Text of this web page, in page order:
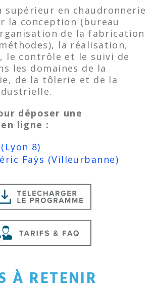
supérieur en chaudronnerie
la conception (bureau
de la fabrication
la réalisation,
le contrôle et le suivi de
les domaines de la
de la tôlerie et de la
déposer une
ligne :
8)
Faÿs (Villeurbanne)
À RETENIR